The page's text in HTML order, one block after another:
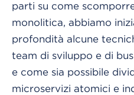
parti su come
monolitica, abbiamo
profondità alcune
team di sviluppo e di
e come sia possibile
microservizi atomici e